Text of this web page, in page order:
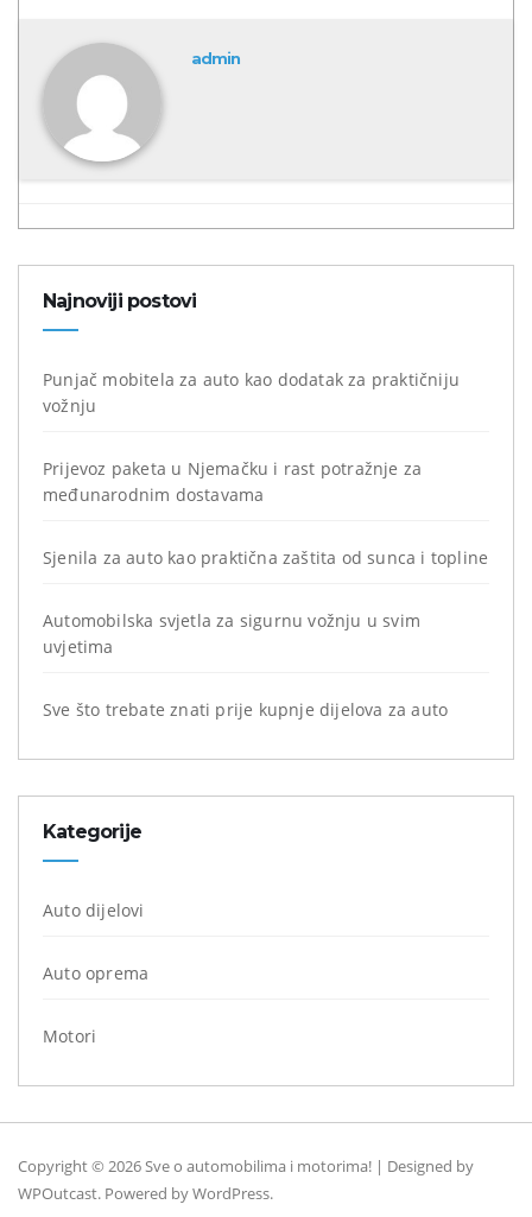
admin
Najnoviji postovi
Punjač mobitela za auto kao dodatak za praktičniju
vožnju
Prijevoz paketa u Njemačku i rast potražnje za
međunarodnim dostavama
Sjenila za auto kao praktična zaštita od sunca i topline
Automobilska svjetla za sigurnu vožnju u svim
uvjetima
Sve što trebate znati prije kupnje dijelova za auto
Kategorije
Auto dijelovi
Auto oprema
Motori
Copyright © 2026 Sve o automobilima i motorima! | Designed by
WPOutcast. Powered byWordPress.